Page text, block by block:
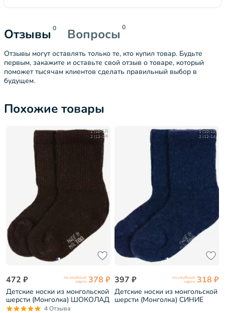
Отзывы 0 Вопросы 0
Отзывы могут оставлять только те, кто купил товар. Будьте
первым, закажите и оставьте свой отзыв о товаре, который
поможет тысячам клиентов сделать правильный выбор в
будущем.
Похожие товары
1 (10-12)
2 (12-14)
472 ₽ по клубной
карте 378 ₽
Детские носки из монгольской
шерсти (Монголка) ШОКОЛАД
(02104)
4 Отзыва
1 (10-12)
2 (12-14)
397 ₽ по клубной
карте 318 ₽
Детские носки из монгольской
шерсти (Монголка) СИНИЕ